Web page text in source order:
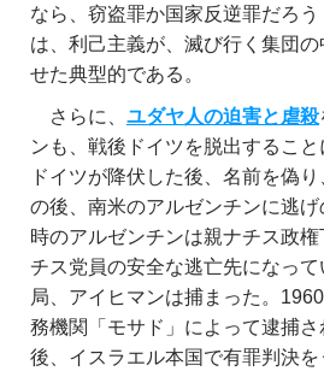
なら、窃盗罪か国家反逆罪だろ
は、利己主義が、滅び行く集団
せた典型的である。
さらに、 ユダヤ人の迫害と虐殺
ンも、戦後ドイツを脱出するこ
ドイツが降伏した後、名前を偽
の後、南米のアルゼンチンに逃
時のアルゼンチンは親ナチス政
チス党員の安全な逃亡先になっ
局、アイヒマンは捕まった。
務機関「モサド」によって逮捕
後、イスラエル本国で有罪判決を